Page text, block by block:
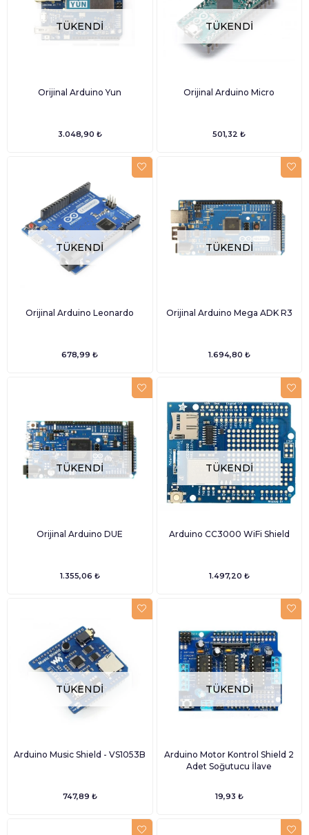
TÜKENDI
Orijinal Arduino Yun
3.048,90 ₺
TÜKENDI
Orijinal Arduino Micro
501,32 ₺
TÜKENDI
Orijinal Arduino Leonardo
678,99 ₺
TÜKENDI
Orijinal Arduino Mega ADK R3
1.694,80 ₺
TÜKENDI
Orijinal Arduino DUE
1.355,06 ₺
TÜKENDI
Arduino CC3000 WiFi Shield
1.497,20 ₺
TÜKENDI
Arduino Music Shield - VS1053B
747,89 ₺
TÜKENDI
Arduino Motor Kontrol Shield 2
Adet Soğutucu İlave
19,93 ₺